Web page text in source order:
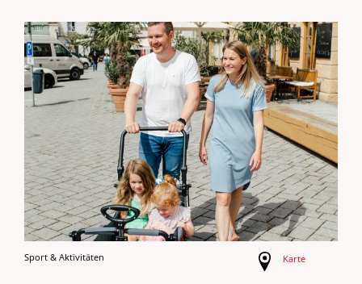
Sport & Aktivitäten Karte